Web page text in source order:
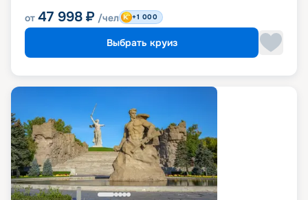
от 47 998 ₽ /чел +1 000
Выбрать круиз